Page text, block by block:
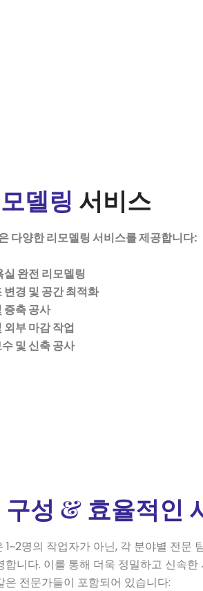
델링 서비스
다양한리모델링서비스를제공합니다:
실 완전 리모델링
변경 및 공간최적화
증축공사
외부마감작업
및 신축공사
구성 & 효율적인
명의 작업자가 아닌, 각 분야별 전문
합니다. 이를 통해 더욱 정밀하고 신속
은 전문가들이 포함되어 있습니다: